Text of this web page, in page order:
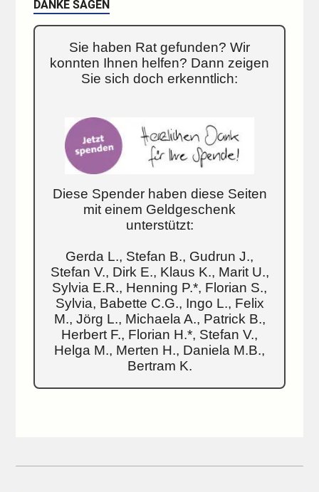
DANKE SAGEN
Sie haben Rat gefunden? Wir
konnten Ihnen helfen? Dann zeigen
Sie sich doch erkenntlich:
Diese Spender haben diese Seiten
mit einem Geldgeschenk
unterstützt:
Gerda L., Stefan B., Gudrun J.,
Stefan V., Dirk E., Klaus K., Marit U.,
Sylvia E.R., Henning P.*, Florian S.,
Sylvia, Babette C.G., Ingo L., Felix
M., Jörg L., Michaela A., Patrick B.,
Herbert F., Florian H.*, Stefan V.,
Helga M., Merten H., Daniela M.B.,
Bertram K.